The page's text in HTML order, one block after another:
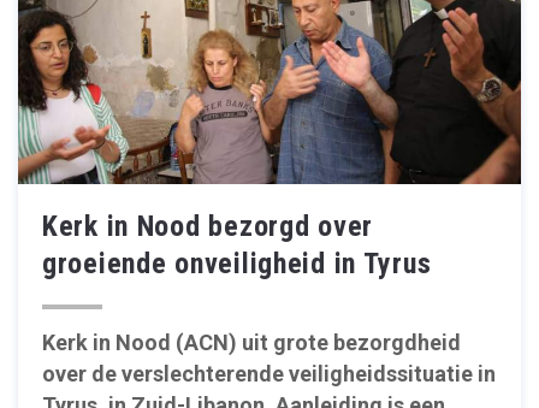
Kerk in Nood bezorgd over
groeiende onveiligheid in Tyrus
Kerk in Nood (ACN) uit grote bezorgdheid
over de verslechterende veiligheidssituatie in